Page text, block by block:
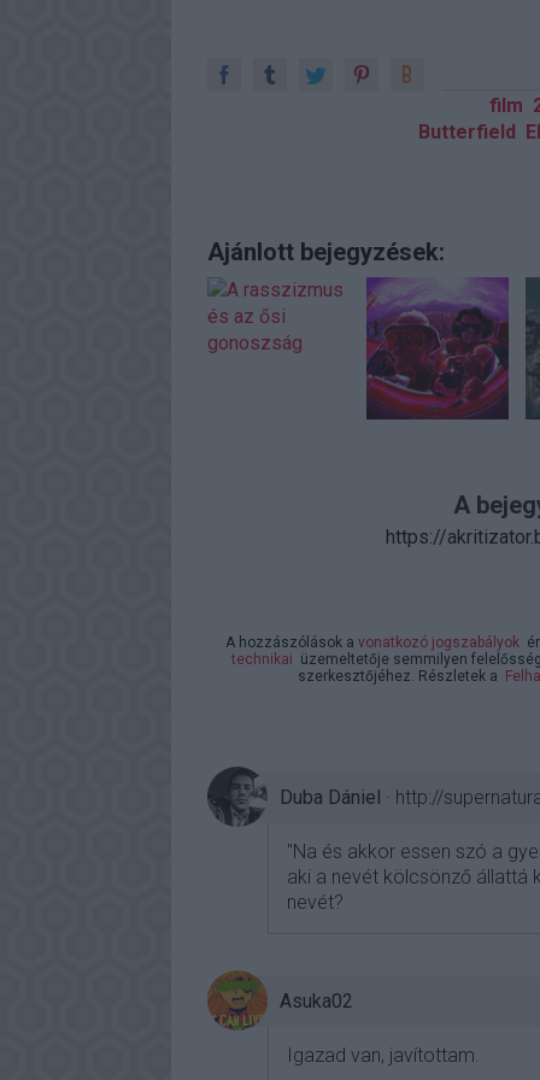
film
Butterfield
Ajánlott bejegyzések:
A
https://
A hozzászólások a vonatkozó jogszabályok
technikai üzemeltetője semmilyen
szerkesztőjéhez. Részletek a
Duba Dániel · http://
"Na és akkor essen szó a
aki a nevét kölcsönző állattá
nevét?
Asuka02
Igazad van, javítottam.